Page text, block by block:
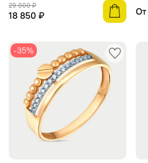
29 000 ₽
18 850 ₽
От
-35%